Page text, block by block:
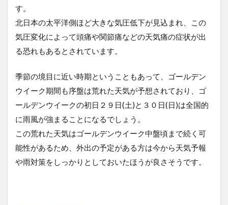
す。
北日本の太平洋側ほど大きな気圧低下が見込まれ、この
気圧変化によって頭痛や関節痛などの天気痛の症状が出
る恐れもあるとされています。
季節の境目に近い時期ということもあって、ゴールデン
ウイーク期間も序盤は荒れた天気が予想されており、ゴ
ールデンウイークの初日２９日(土)と３０日(日)は全国的
に雨風が強まることになるでしょう。
この荒れた天気はゴールデンウイーク中盤頃まで続く可
能性があるため、外出の予定がある方は今から天気予報
や雨対策をしっかりとしておいたほうが良さそうです。